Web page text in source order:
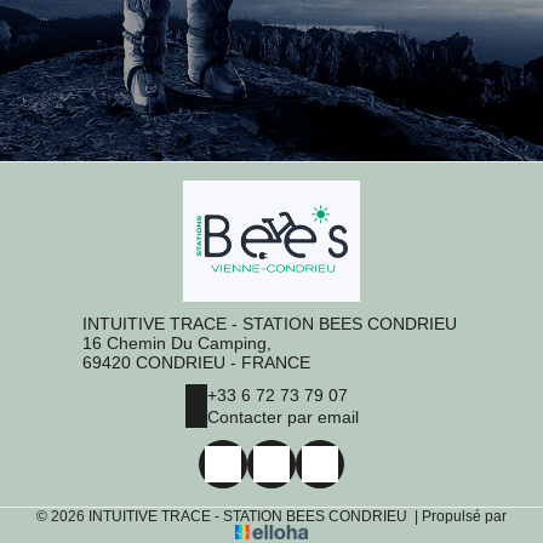
INTUITIVE TRACE - STATION BEES CONDRIEU
16 Chemin Du Camping,
69420 CONDRIEU - FRANCE
+33 6 72 73 79 07
Contacter par email
© 2026 INTUITIVE TRACE - STATION BEES CONDRIEU Propulsé par